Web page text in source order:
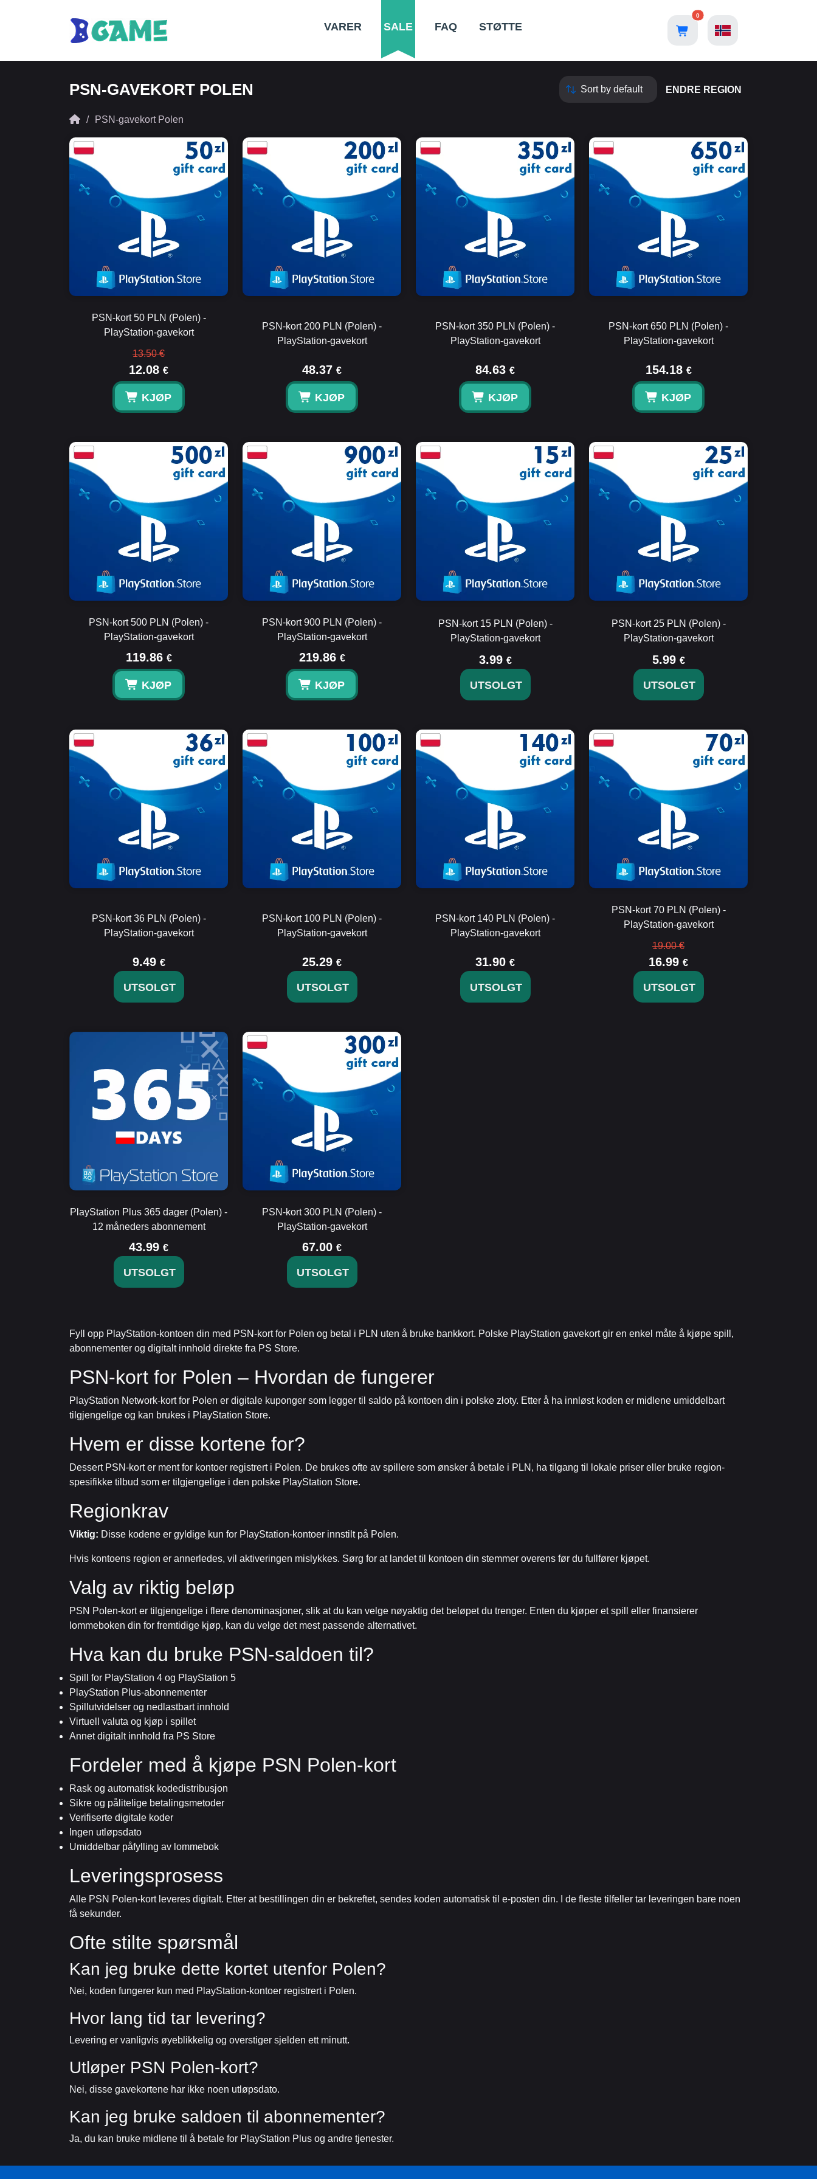
VARER SALE FAQ STØTTE
0
PSN-GAVEKORT POLEN ENDRE REGION
PSN-gavekort Polen
PSN-kort 50 PLN (Polen) -
PlayStation-gavekort
13.50 €
12.08 €
KJØP
PSN-kort 200 PLN (Polen) -
PlayStation-gavekort
48.37 €
KJØP
PSN-kort 350 PLN (Polen) -
PlayStation-gavekort
84.63 €
KJØP
PSN-kort 650 PLN (Polen) -
PlayStation-gavekort
154.18 €
KJØP
PSN-kort 500 PLN (Polen) -
PlayStation-gavekort
119.86 €
KJØP
PSN-kort 900 PLN (Polen) -
PlayStation-gavekort
219.86 €
KJØP
PSN-kort 15 PLN (Polen) -
PlayStation-gavekort
3.99 €
UTSOLGT
PSN-kort 25 PLN (Polen) -
PlayStation-gavekort
5.99 €
UTSOLGT
PSN-kort 36 PLN (Polen) -
PlayStation-gavekort
9.49 €
UTSOLGT
PSN-kort 100 PLN (Polen) -
PlayStation-gavekort
25.29 €
UTSOLGT
PSN-kort 140 PLN (Polen) -
PlayStation-gavekort
31.90 €
UTSOLGT
PSN-kort 70 PLN (Polen) -
PlayStation-gavekort
19.00 €
16.99 €
UTSOLGT
PlayStation Plus 365 dager (Polen) -
12 måneders abonnement
43.99 €
UTSOLGT
PSN-kort 300 PLN (Polen) -
PlayStation-gavekort
67.00 €
UTSOLGT
Fyll opp PlayStation-kontoen din med PSN-kort for Polen og betal i PLN uten å bruke bankkort. Polske PlayStation gavekort gir en enkel måte å kjøpe spill,
abonnementer og digitalt innhold direkte fra PS Store.
PSN-kort for Polen – Hvordan de fungerer
PlayStation Network-kort for Polen er digitale kuponger som legger til saldo på kontoen din i polske złoty. Etter å ha innløst koden er midlene umiddelbart
tilgjengelige og kan brukes i PlayStation Store.
Hvem er disse kortene for?
Dessert PSN-kort er ment for kontoer registrert i Polen. De brukes ofte av spillere som ønsker å betale i PLN, ha tilgang til lokale priser eller bruke region-
spesifikke tilbud som er tilgjengelige i den polske PlayStation Store.
Regionkrav
Viktig: Disse kodene er gyldige kun for PlayStation-kontoer innstilt på Polen.
Hvis kontoens region er annerledes, vil aktiveringen mislykkes. Sørg for at landet til kontoen din stemmer overens før du fullfører kjøpet.
Valg av riktig beløp
PSN Polen-kort er tilgjengelige i flere denominasjoner, slik at du kan velge nøyaktig det beløpet du trenger. Enten du kjøper et spill eller finansierer
lommeboken din for fremtidige kjøp, kan du velge det mest passende alternativet.
Hva kan du bruke PSN-saldoen til?
Spill for PlayStation 4 og PlayStation 5
PlayStation Plus-abonnementer
Spillutvidelser og nedlastbart innhold
Virtuell valuta og kjøp i spillet
Annet digitalt innhold fra PS Store
Fordeler med å kjøpe PSN Polen-kort
Rask og automatisk kodedistribusjon
Sikre og pålitelige betalingsmetoder
Verifiserte digitale koder
Ingen utløpsdato
Umiddelbar påfylling av lommebok
Leveringsprosess
Alle PSN Polen-kort leveres digitalt. Etter at bestillingen din er bekreftet, sendes koden automatisk til e-posten din. I de fleste tilfeller tar leveringen bare noen
få sekunder.
Ofte stilte spørsmål
Kan jeg bruke dette kortet utenfor Polen?
Nei, koden fungerer kun med PlayStation-kontoer registrert i Polen.
Hvor lang tid tar levering?
Levering er vanligvis øyeblikkelig og overstiger sjelden ett minutt.
Utløper PSN Polen-kort?
Nei, disse gavekortene har ikke noen utløpsdato.
Kan jeg bruke saldoen til abonnementer?
Ja, du kan bruke midlene til å betale for PlayStation Plus og andre tjenester.